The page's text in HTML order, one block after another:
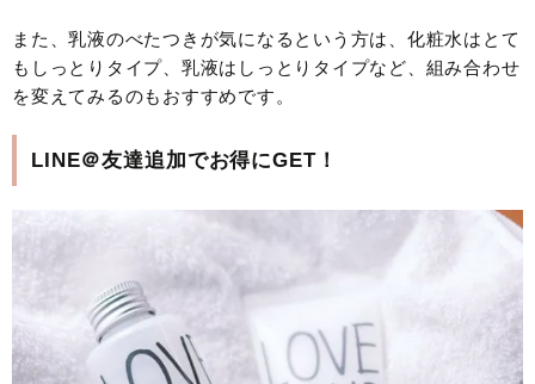
また、乳液のべたつきが気になるという方は、化粧水はとて
もしっとりタイプ、乳液はしっとりタイプなど、組み合わせ
を変えてみるのもおすすめです。
LINE＠友達追加でお得にGET！